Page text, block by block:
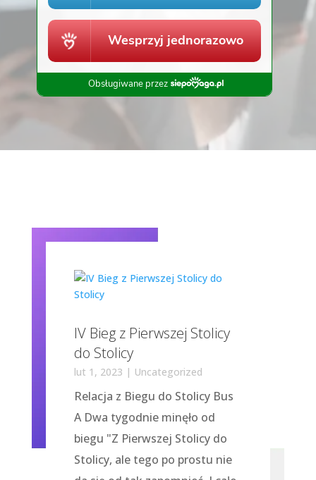
IV Bieg z Pierwszej Stolicy
do Stolicy
lut 1, 2023 | Uncategorized
Relacja z Biegu do Stolicy Bus
A Dwa tygodnie minęło od
biegu "Z Pierwszej Stolicy do
Stolicy, ale tego po prostu nie